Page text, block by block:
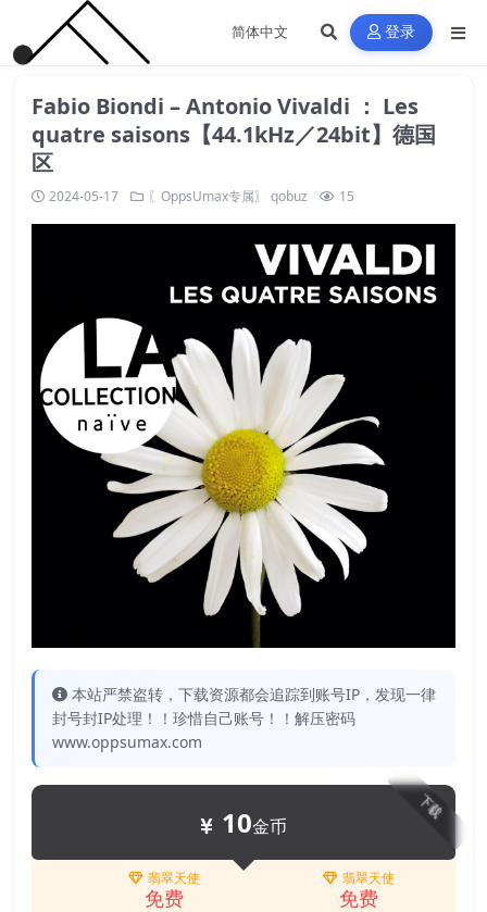
登录
Fabio Biondi – Antonio Vivaldi ： Les
quatre saisons【44.1kHz／24bit】德国
区
2024-05-17 〖OppsUmax专属〗 qobuz 15
本站严禁盗转，下载资源都会追踪到账号IP，发现一律
封号封IP处理！！珍惜自己账号！！解压密码
www.oppsumax.com
下载
10金币
翡翠天使
免费
翡翠天使
免费